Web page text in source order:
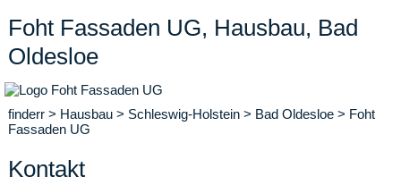
Foht Fassaden UG, Hausbau, Bad
Oldesloe
finderr > Hausbau > Schleswig-Holstein > Bad Oldesloe > Foht
Fassaden UG
Kontakt